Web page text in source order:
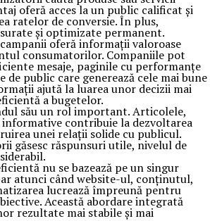
oferă acces la un public calificat și
ratelor de conversie. În plus,
și optimizate permanent.
oferă informații valoroase
consumatorilor. Companiile pot
mesaje, paginile cu performanțe
de public care generează cele mai bune
ajută la luarea unor decizii mai
a bugetelor.
său un rol important. Articolele,
informative contribuie la dezvoltarea
unei relații solide cu publicul.
găsesc răspunsuri utile, nivelul de
nu se bazează pe un singur
atunci când website-ul, conținutul,
lucrează împreună pentru
Această abordare integrată
rezultate mai stabile și mai